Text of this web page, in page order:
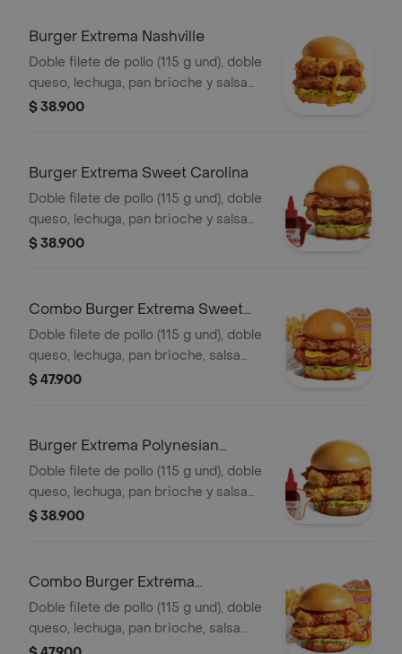
Burger Extrema Nashville
Doble filete de pollo (115 g und), doble
queso, lechuga, pan brioche y salsa
picante estilo Nashville
$ 38.900
Burger Extrema Sweet Carolina
Doble filete de pollo (115 g und), doble
queso, lechuga, pan brioche y salsa
sweet Carolina
$ 38.900
Combo Burger Extrema Sweet
Carolina
Doble filete de pollo (115 g und), doble
queso, lechuga, pan brioche, salsa
sweet Carolina,francesa mediana (60
$ 47.900
Burger Extrema Polynesian
Beach
Doble filete de pollo (115 g und), doble
queso, lechuga, pan brioche y salsa
Polynesian beach
$ 38.900
Combo Burger Extrema
Polynesian Beach
Doble filete de pollo (115 g und), doble
queso, lechuga, pan brioche, salsa
Polynesian beach, francesa mediana